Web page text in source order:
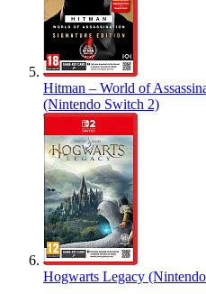
Hitman – World of
(Nintendo Switch 2)
Hogwarts Legacy